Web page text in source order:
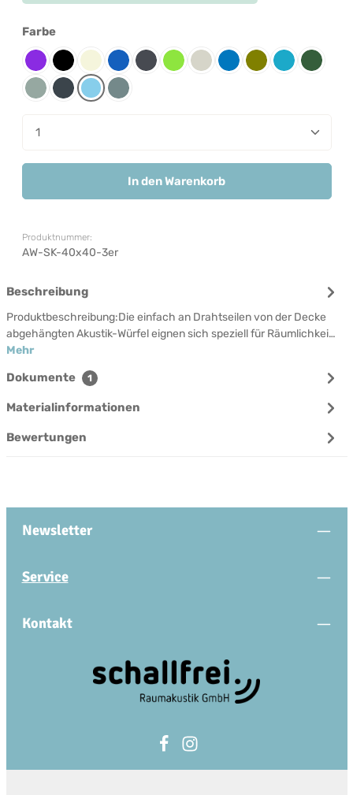
Farbeauswählen
BerryBlackChalkDenimGraphiteKiwi Limestone
OceanicOlive PacificPetrol
PewterRussian
Sky Storm
Produkt Anzahl: Gib den gewünschten Wert ein
In den Warenkorb
Produktnummer:
AW-SK-40x40-3er
Beschreibung
Produktbeschreibung:Die einfach an Drahtseilen von der Decke
abgehängten Akustik-Würfel eignen sich speziell für Räumlichkei…
Mehr
Dokumente 1
Materialinformationen
Bewertungen
Newsletter
Service
Kontakt